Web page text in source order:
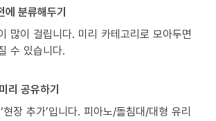
에 분류해두기
많이 걸립니다. 미리 카테고리로 모아두면
수 있습니다.
리 공유하기
장 추가’입니다. 피아노/돌침대/대형 유리